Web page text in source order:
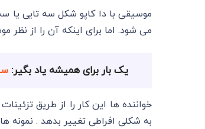
می شود. اما برای اینکه آن را از نظر
یک بار برای همیشه یاد بگیر:
خواننده ها این کار را از طریق
به شکلی افراطی تغییر بدهد . نمونه